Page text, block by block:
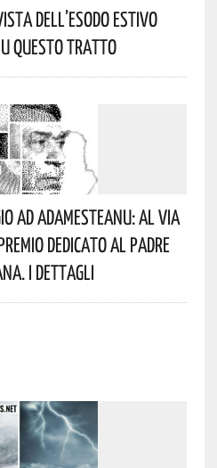
Dell’esodo Estivo
Questo Tratto
Ad Adamesteanu: Al Via
Dedicato Al Padre
I Dettagli